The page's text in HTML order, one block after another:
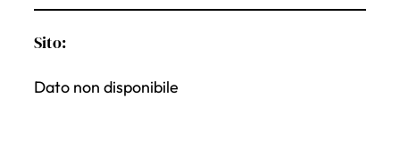
Sito:
Dato non disponibile